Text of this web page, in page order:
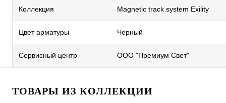
Коллекция Magnetic track system Exility
Цвет арматуры Черный
Сервисный центр ООО "Премиум Свет"
ТОВАРЫ ИЗ КОЛЛЕКЦИИ